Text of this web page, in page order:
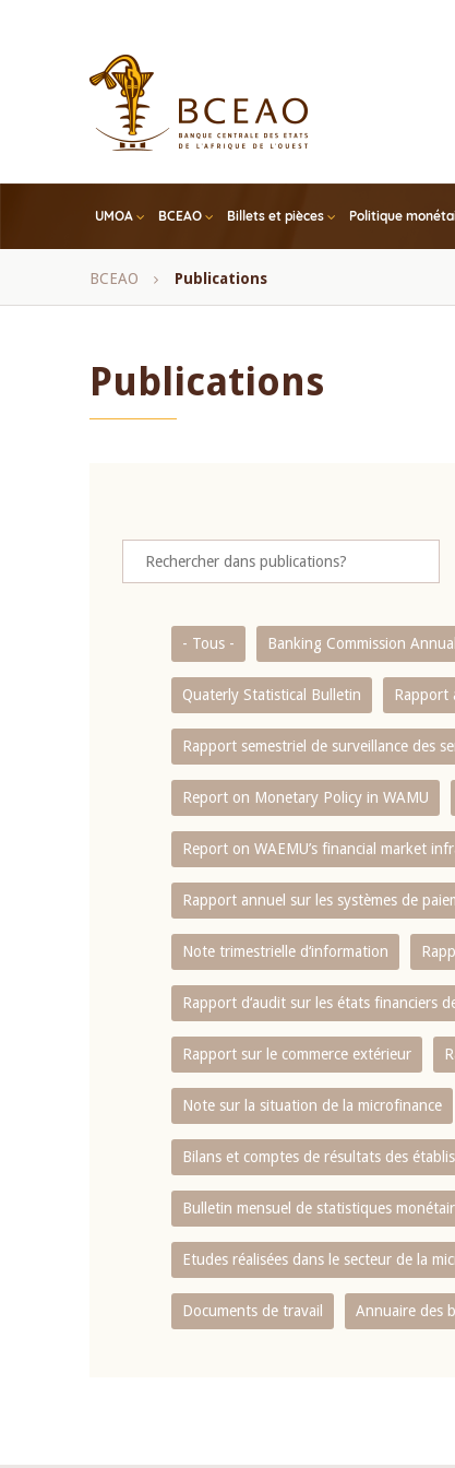
UMOA BCEAO Billets et pièces Politique
Fil
BCEAO Publications
Publications
- Tous - Banking Commission
Quaterly Statistical Bulletin Rapport
Rapport semestriel de surveillance des
Report on Monetary Policy in WAMU
Report on WAEMU’s financial market
Rapport annuel sur les systèmes de
Note trimestrielle d‘information
Rapport d‘audit sur les états financiers
Rapport sur le commerce extérieur
Note sur la situation de la microfinance
Bilans et comptes de résultats des
Bulletin mensuel de statistiques
Etudes réalisées dans le secteur de la
Documents de travail Annuaire des